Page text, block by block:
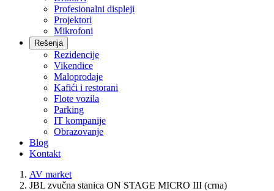
Profesionalni displeji
Projektori
Mikrofoni
Rešenja
Rezidencije
Vikendice
Maloprodaje
Kafići i restorani
Flote vozila
Parking
IT kompanije
Obrazovanje
Blog
Kontakt
AV market
JBL zvučna stanica ON STAGE MICRO III (crna)